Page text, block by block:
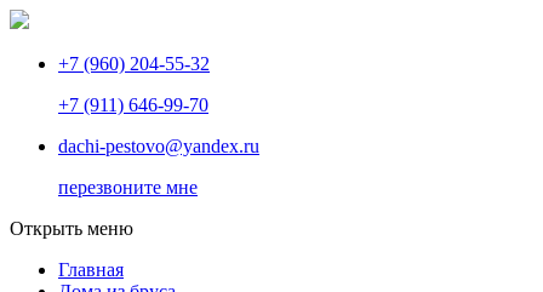
+7 (960) 204-55-32
+7 (911) 646-99-70
dachi-pestovo@yandex.ru
перезвоните мне
Открыть меню
Главная